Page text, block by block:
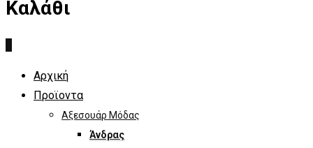
Καλάθι
Αρχική
Προϊοντα
Αξεσουάρ Μόδας
Άνδρας